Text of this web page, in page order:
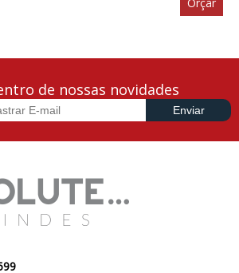
de nossas novidades